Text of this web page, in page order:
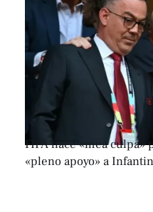
FIFA hace «mea
«pleno apoyo» a